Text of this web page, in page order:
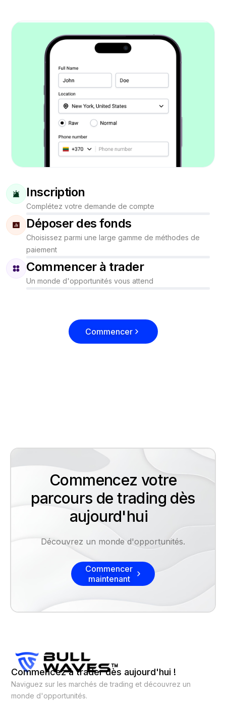
Inscription
Complétez votre demande de compte
Déposer des fonds
Choisissez parmi une large gamme de méthodes de
paiement
Commencer à trader
Un monde d'opportunités vous attend
Commencer
Commencez votre
parcours de trading dès
aujourd'hui
Découvrez un monde d'opportunités.
Commencer
maintenant
Commencez à trader dès aujourd'hui !
Naviguez sur les marchés de trading et découvrez un
monde d'opportunités.